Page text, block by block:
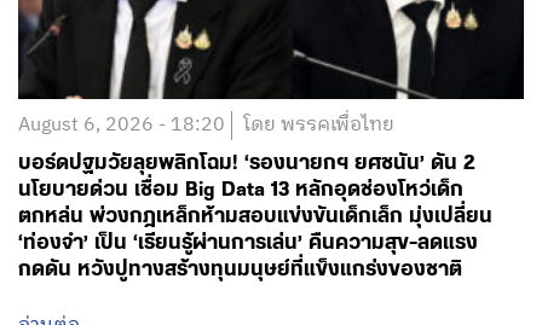
เลขที่ 197 ถนนวิภาวดีรังสิต แขวงสามเสนใน
เขตพญาไท กรุงเทพมหานคร 10400
FacebookTwitterYouTube
เกี่ยวกับพรรค
กรรมการบริหารพรรคเพื่อไทย